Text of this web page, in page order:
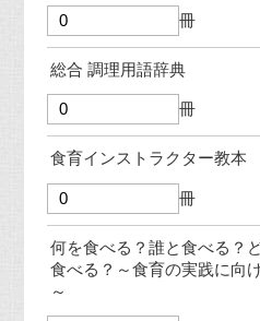
冊
総合 調理用語辞典
冊
食育インストラクター教本
冊
何を食べる？誰と食べる？
食べる？～食育の実践に向
～